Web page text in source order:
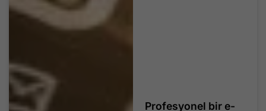
Profesyonel bir e-